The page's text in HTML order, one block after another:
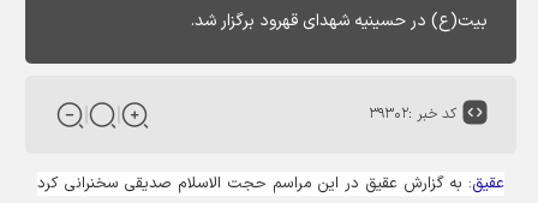
بیت(ع) در حسینیه شهدای قهرود برگزار شد.
کد خبر :۳۹۳۰۲
عقیق: به گزارش عقیق در این مراسم حجت الاسلام صدیقی سخنرانی کرد